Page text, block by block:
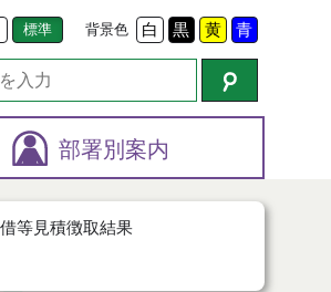
標準 背景色 白 黒 黄 青
部署別案内
等見積徴取結果